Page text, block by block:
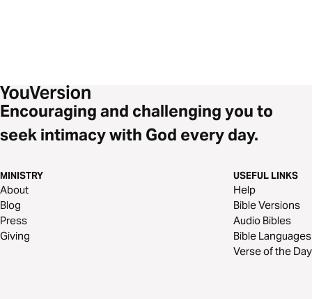
Encouraging and challenging you to
seek intimacy with God every day.
MINISTRY
About
Blog
Press
Giving
USEFUL LINKS
Help
Bible Versions
Audio Bibles
Bible Languages
Verse of the Day